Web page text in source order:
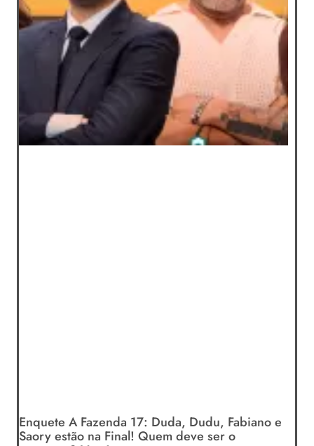
Enquete A Fazenda 17: Duda, Dudu, Fabiano e
Saory estão na Final! Quem deve ser o